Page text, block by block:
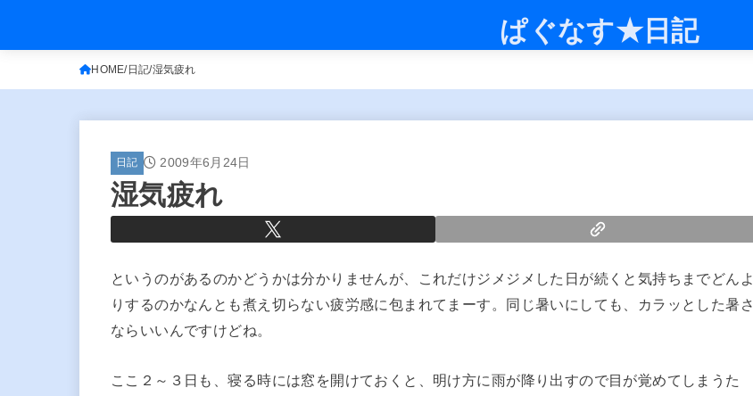
ぱぐなす★日記
HOME 日記 湿気疲れ
日記 2009年6月24日
湿気疲れ
というのがあるのかどうかは分かりませんが、これだけジメジメした日が続くと気持ちまでどんよ
りするのかなんとも煮え切らない疲労感に包まれてまーす。同じ暑いにしても、カラッとした暑さ
ならいいんですけどね。
ここ２～３日も、寝る時には窓を開けておくと、明け方に雨が降り出すので目が覚めてしまうた